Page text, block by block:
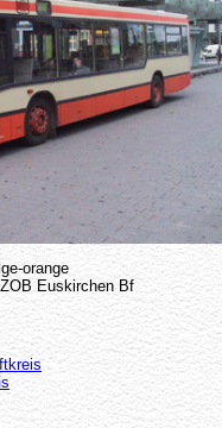
orange
Euskirchen Bf